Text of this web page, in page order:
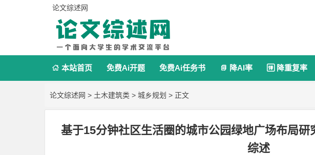
论文综述网
 本站首页 免费Ai开题 免费Ai任务书  降AI率  降重复率
论文综述网 > 土木建筑类 > 城乡规划 > 正文
基于15分钟社区生活圈的城市公园绿地广场布局
综述